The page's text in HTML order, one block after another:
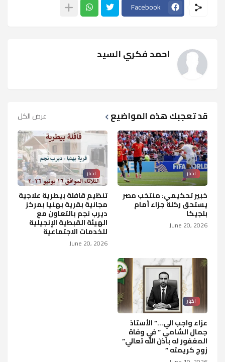
Facebook
احمد فكري السيد
قد تعجبك هذه المواضيع عرض الكل
اخبار
خبير تحكيمي: منتخب مصر
يستحق ركلة جزاء أمام
بلجيكا
June 20, 2026
اخبار
تنظيم قافلة بيطرية علاجية
مجانية بقرية بهنيا بمركز
ديرب نجم بالتعاون مع
الهيئة القبطية الإنجيلية
للخدمات الاجتماعية
June 20, 2026
اخبار
عزاء واجب الي…” الأستاذ
جمال الشامي ” في وفاة
المغفور له باذن الله تعالي”
زوج كريمته ”